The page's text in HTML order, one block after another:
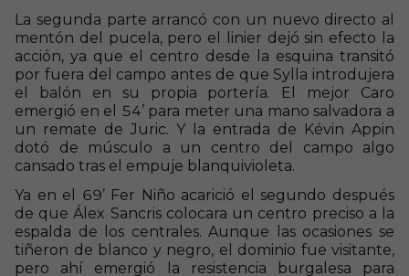
La segunda parte arrancó con un nuevo directo al
mentón del pucela, pero el linier dejó sin efecto la
acción, ya que el centro desde la esquina transitó
por fuera del campo antes de que Sylla introdujera
el balón en su propia portería. El mejor Caro
emergió en el 54’ para meter una mano salvadora a
un remate de Juric. Y la entrada de Kévin Appin
dotó de músculo a un centro del campo algo
cansado tras el empuje blanquivioleta.
Ya en el 69’ Fer Niño acarició el segundo después
de que Álex Sancris colocara un centro preciso a la
espalda de los centrales. Aunque las ocasiones se
tiñeron de blanco y negro, el dominio fue visitante,
pero ahí emergió la resistencia burgalesa para